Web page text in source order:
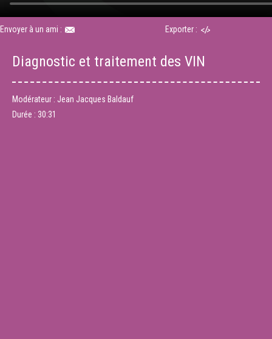
Envoyer à un ami : Exporter :
Diagnostic et traitement des VIN
Modérateur : Jean Jacques Baldauf
Durée : 30:31